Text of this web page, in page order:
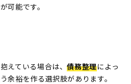
可能です。
えている場合は、債務整理によっ
余裕を作る選択肢があります。